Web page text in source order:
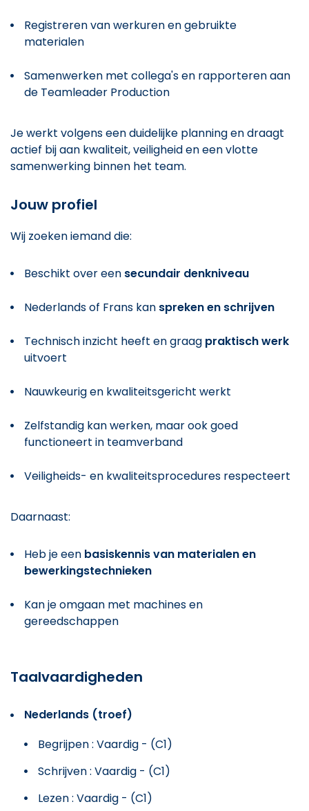
Registreren van werkuren en gebruikte
materialen
Samenwerken met collega's en rapporteren aan
de Teamleader Production
Je werkt volgens een duidelijke planning en draagt
actief bij aan kwaliteit, veiligheid en een vlotte
samenwerking binnen het team.
Jouw profiel
Wij zoeken iemand die:
Beschikt over een secundair denkniveau
Nederlands of Frans kan spreken en schrijven
Technisch inzicht heeft en graag praktisch werk
uitvoert
Nauwkeurig en kwaliteitsgericht werkt
Zelfstandig kan werken, maar ook goed
functioneert in teamverband
Veiligheids- en kwaliteitsprocedures respecteert
Daarnaast:
Heb je een basiskennis van materialen en
bewerkingstechnieken
Kan je omgaan met machines en
gereedschappen
Taalvaardigheden
Nederlands (troef)
Begrijpen : Vaardig - (C1)
Schrijven : Vaardig - (C1)
Lezen : Vaardig - (C1)